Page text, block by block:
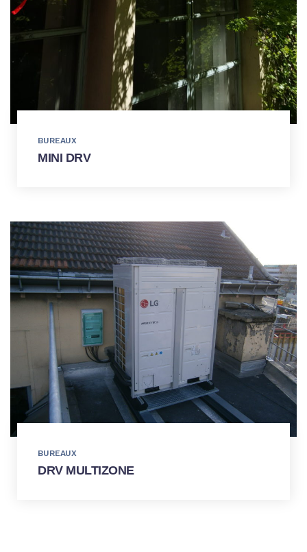
BUREAUX
MINI DRV
BUREAUX
DRV MULTIZONE